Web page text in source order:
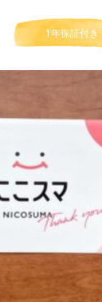
1年保証付き